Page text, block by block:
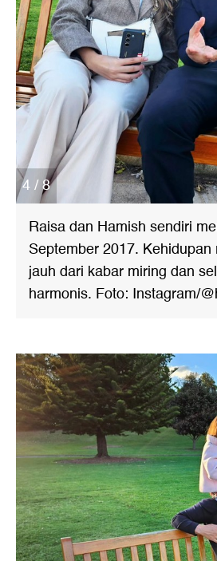
4 / 8
Raisa dan Hamish sendiri
September 2017.
jauh dari kabar miring dan
harmonis. Foto: Instagram/